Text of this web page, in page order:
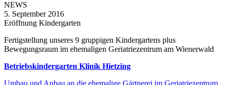
NEWS
5. September 2016
Eröffnung Kindergarten
Fertigstellung unseres 9 gruppigen Kindergartens plus
Bewegungsraum im ehemaligen Geriatriezentrum am Wienerwald
Betriebskindergarten Klinik Hietzing
Umbau und Anbau an die ehemalige Gärtnerei im Geriatriezentrum